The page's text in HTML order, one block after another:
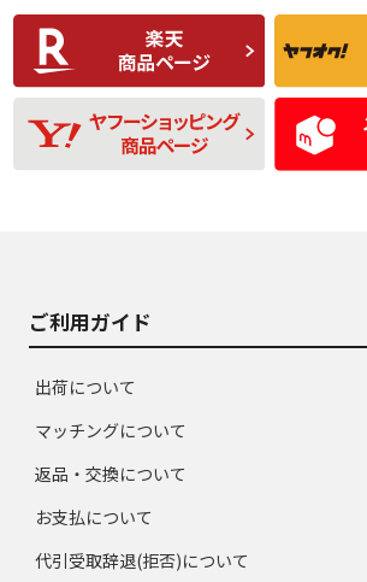
C
比較的きれいな中古
品
C
D
使用感や目立つ傷が
あり、一般的な中古
品
D
残
ご利用ガイド
出荷について
マッチングについて
返品・交換について
お支払について
代引受取辞退(拒否)について